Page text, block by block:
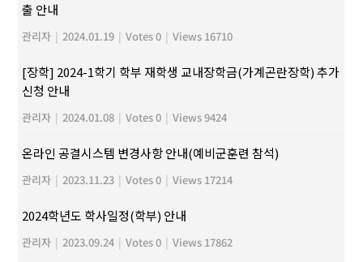
출 안내
관리자 | 2024.01.19 | Votes 0 | Views 16710
[장학] 2024-1학기 학부 재학생 교내장학금(가계곤란장학) 추가
신청 안내
관리자 | 2024.01.08 | Votes 0 | Views 9424
온라인 공결시스템 변경사항 안내(예비군훈련 참석)
관리자 | 2023.11.23 | Votes 0 | Views 17214
2024학년도 학사일정(학부) 안내
관리자 | 2023.09.24 | Votes 0 | Views 17862